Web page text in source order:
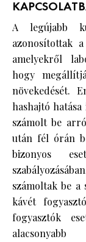
A legújabb
azonosítottak
amelyekről
hogy
növekedését.
hashajtó
számolt be
után fél órán
bizonyos
számoltak be a
kávét
fogyasztók